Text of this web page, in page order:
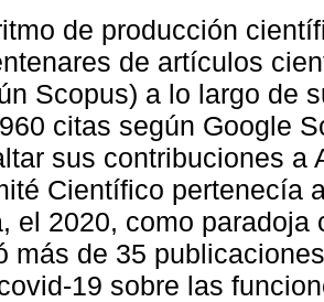
de producción
de artículos
Scopus) a lo largo de
citas según Google
sus contribuciones a
Científico pertenecía
el 2020, como paradoja
más de 35
19 sobre las